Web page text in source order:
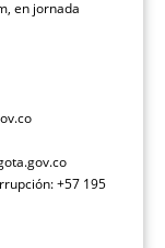
en jornada
+57 195